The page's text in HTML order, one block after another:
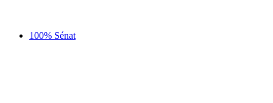
100% Sénat